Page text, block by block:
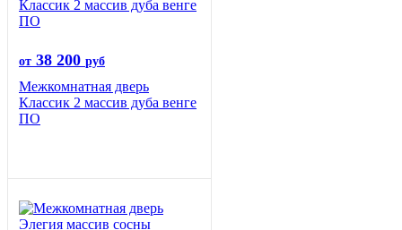
от 38 200 руб
Межкомнатная дверь
Классик 2 массив дуба венге
ПО